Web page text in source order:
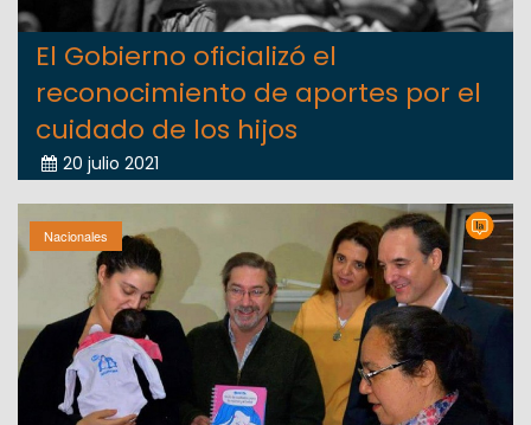
El Gobierno oficializó el
reconocimiento de aportes por el
cuidado de los hijos
20 julio 2021
Nacionales